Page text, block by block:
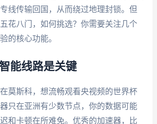
线传输回国，从而绕过地理封锁。但
花八门，如何挑选？你需要关注几个
的核心功能。
能线路是关键
莫斯科，想流畅观看央视频的世界杯
只在亚洲有少数节点，你的数据可能
和卡顿在所难免。优秀的加速器，比